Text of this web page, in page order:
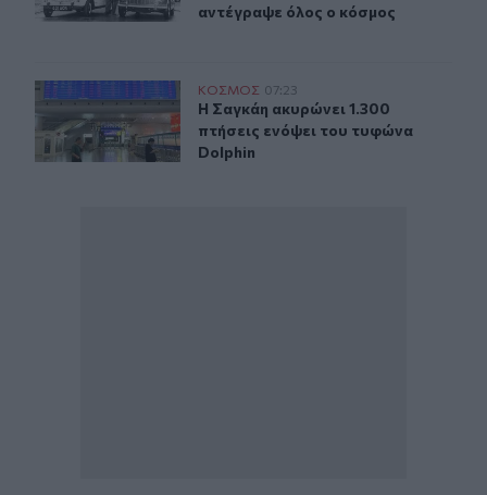
αντέγραψε όλος ο κόσμος
Η Σαγκάη ακυρώνει 1.300 πτήσεις ενόψει του τυφώνα
ΚΟΣΜΟΣ 07:23
Η Σαγκάη ακυρώνει 1.300 πτήσεις
Η Σαγκάη ακυρώνει 1.300
πτήσεις ενόψει του τυφώνα
Dolphin